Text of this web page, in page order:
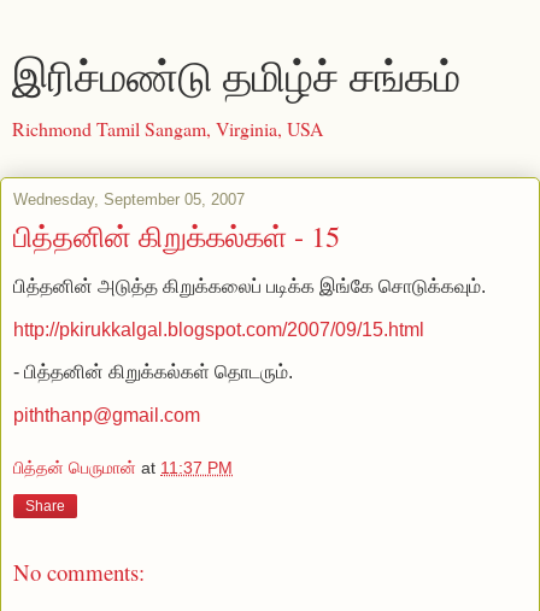
இரிச்மண்டு தமிழ்ச் சங்கம்
Richmond Tamil Sangam, Virginia, USA
Wednesday, September 05, 2007
பித்தனின் கிறுக்கல்கள் - 15
பித்தனின் அடுத்த கிறுக்கலைப் படிக்க இங்கே சொடுக்கவும்.
http://pkirukkalgal.blogspot.com/2007/09/15.html
- பித்தனின் கிறுக்கல்கள் தொடரும்.
piththanp@gmail.com
பித்தன் பெருமான் at 11:37 PM
Share
No comments: